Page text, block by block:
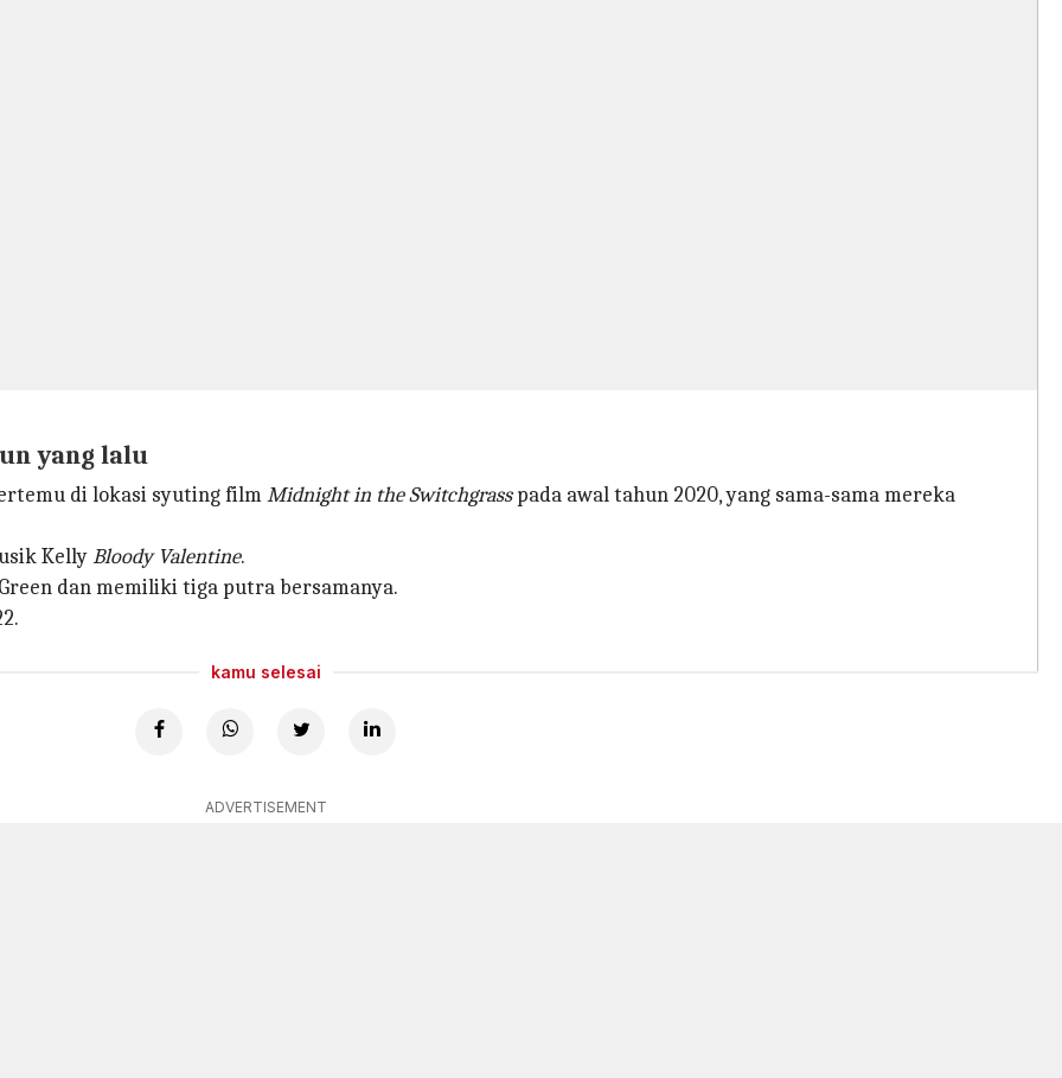
yang lalu
di lokasi syuting filmMidnight in the Switchgrasspada awal tahun 2020, yang sama-sama mereka
KellyBloody Valentine.
dan memiliki tiga putra bersamanya.
kamu selesai
ADVERTISEMENT